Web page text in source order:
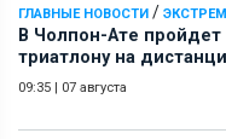
ГЛАВНЫЕ НОВОСТИ /
В Чолпон-Ате
триатлону на
09:35 | 07 августа